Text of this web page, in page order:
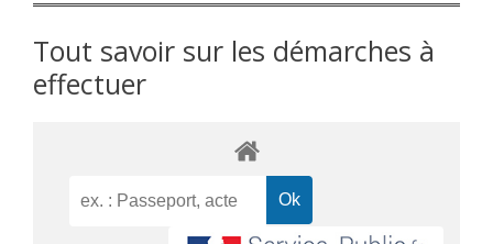
Tout savoir sur les démarches à
effectuer